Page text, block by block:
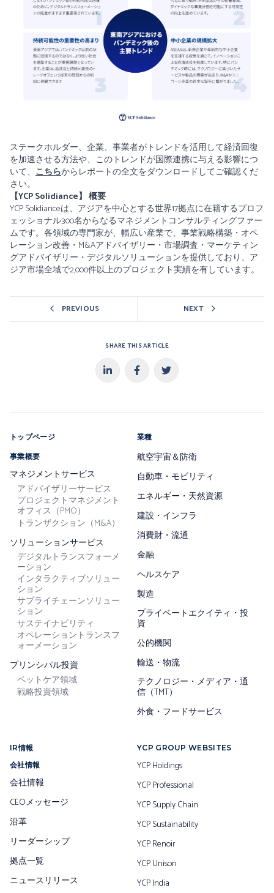
ステークホルダー、企業、事業者がトレンドを活用して経済回復
を加速させる方法や、このトレンドが国際連携に与える影響につ
いて、 こちらからレポートの全文をダウンロードしてご確認くだ
さい。
【YCP Solidiance】 概要
YCP Solidianceは、アジアを中心とする世界17拠点に在籍するプロフ
ェッショナル300名からなるマネジメントコンサルティングファー
ムです。各領域の専門家が、幅広い産業で、事業戦略構築・オペ
レーション改善・M&Aアドバイザリー・市場調査・マーケティン
グアドバイザリー・デジタルソリューションを提供しており、ア
ジア市場全域で2,000件以上のプロジェクト実績を有しています。
PREVIOUS NEXT
SHARE THIS ARTICLE
トップページ
事業概要
マネジメントサービス
アドバイザリーサービス
プロジェクトマネジメント
オフィス（PMO）
トランザクション（M&A）
ソリューションサービス
デジタルトランスフォーメ
ーション
インタラクティブソリュー
ション
サプライチェーンソリュー
ション
サステイナビリティ
オペレーショントランスフ
ォーメーション
プリンシパル投資
ペットケア領域
戦略投資領域
業種
航空宇宙＆防衛
自動車・モビリティ
エネルギー・天然資源
建設・インフラ
消費財・流通
金融
ヘルスケア
製造
プライベートエクイティ・投
資
公的機関
輸送・物流
テクノロジー・メディア・通
信（TMT）
外食・フードサービス
IR情報
会社情報
会社情報
CEOメッセージ
沿革
リーダーシップ
拠点一覧
ニュースリリース
YCP GROUP WEBSITES
YCP Holdings
YCP Professional
YCP Supply Chain
YCP Sustainability
YCP Renoir
YCP Unison
YCP India